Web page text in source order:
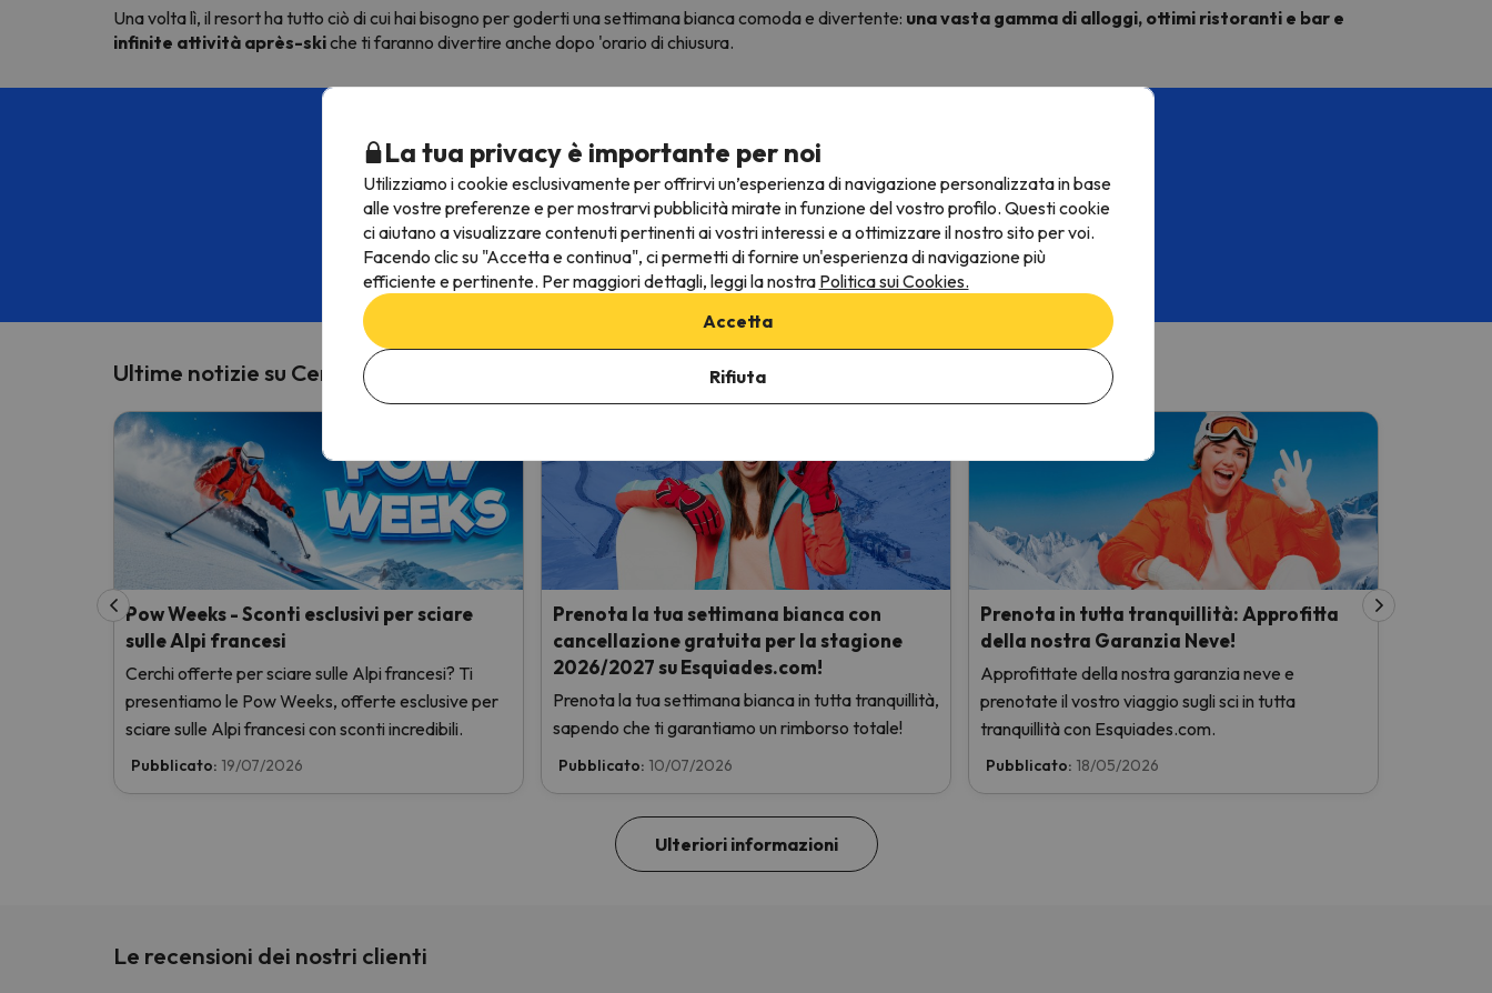
Una volta lì, il resort ha tutto ciò di cui hai bisogno per goderti una settimana bianca comoda e divertente: una vasta gamma di alloggi, ottimi ristoranti e bar e
infinite attività après-skiche ti faranno divertire anche dopo 'orario di chiusura.
Approfittate subito delle migliori offerte sciistiche!
Iscriviti alla nostra Newsletter mensile e ricevi le migliori offerte di sci per l'inverno.
Inserisci il tuo indirizzo email Iscriviti ora!
Includendo la tua e-mail nella nostra mailing list, confermi di aver letto e accettato la
Ultime notizie su Cervinia
Pow Weeks - Sconti esclusivi per sciare
sulle Alpi francesi
Cerchi offerte per sciare sulle Alpi francesi? Ti
presentiamo le Pow Weeks, offerte esclusive per
sciare sulle Alpi francesi con sconti incredibili.
Pubblicato: 19/07/2026
Prenota la tua settimana bianca con
cancellazione gratuita per la stagione
2026/2027 su Esquiades.com!
Prenota la tua settimana bianca in tutta tranquillità,
sapendo che ti garantiamo un rimborso totale!
Pubblicato: 10/07/2026
Prenota in tutta tranquillità: Approfitta
della nostra Garanzia Neve!
Approfittate della nostra garanzia neve e
prenotate il vostro viaggio sugli sci in tutta
tranquillità con Esquiades.com.
Pubblicato: 18/05/2026
Ulteriori informazioni
Le recensioni dei nostri clienti
La tua privacy è importante per noi
Utilizziamo i cookie esclusivamente per offrirvi un’esperienza di navigazione personalizzata in base
alle vostre preferenze e per mostrarvi pubblicità mirate in funzione del vostro profilo. Questi cookie
ci aiutano a visualizzare contenuti pertinenti ai vostri interessi e a ottimizzare il nostro sito per voi.
Facendo clic su "Accetta e continua", ci permetti di fornire un'esperienza di navigazione più
efficiente e pertinente. Per maggiori dettagli, leggi la nostra Politica sui Cookies.
Accetta
Rifiuta